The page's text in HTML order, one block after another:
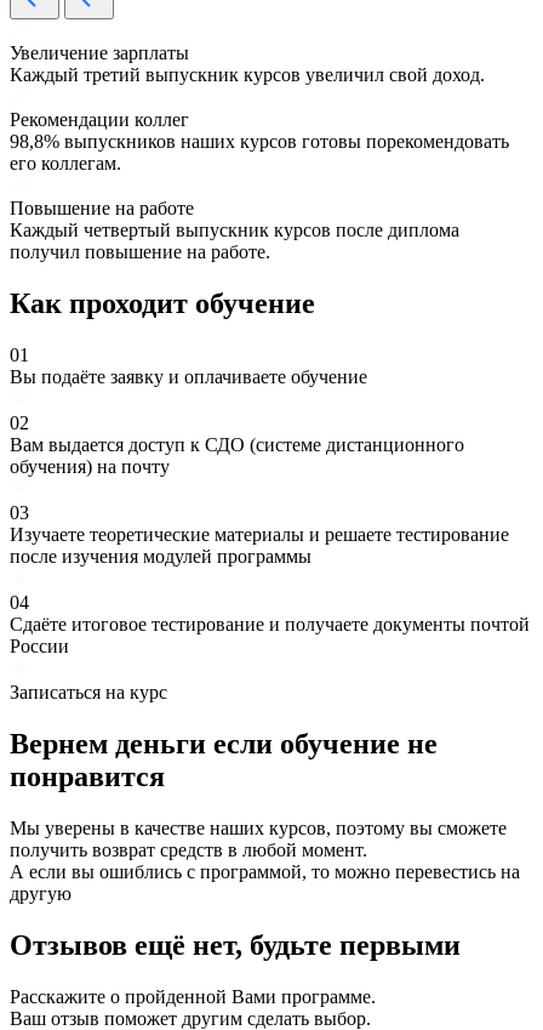
Увеличение зарплаты
Каждый третий выпускник курсов увеличил свой доход.
Рекомендации коллег
98,8% выпускников наших курсов готовы порекомендовать
его коллегам.
Повышение на работе
Каждый четвертый выпускник курсов после диплома
получил повышение на работе.
Как проходит обучение
01
Вы подаёте заявку и оплачиваете обучение
02
Вам выдается доступ к СДО (системе дистанционного
обучения) на почту
03
Изучаете теоретические материалы и решаете тестирование
после изучения модулей программы
04
Сдаёте итоговое тестирование и получаете документы почтой
России
Записаться на курс
Вернем деньги если обучение не
понравится
Мы уверены в качестве наших курсов, поэтому вы сможете
получить возврат средств в любой момент.
А если вы ошиблись с программой, то можно перевестись на
другую
Отзывов ещё нет, будьте первыми
Расскажите о пройденной Вами программе.
Ваш отзыв поможет другим сделать выбор.